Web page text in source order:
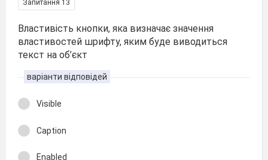
Запитання 13
Властивість кнопки, яка визначає значення
властивостей шрифту, яким буде виводиться
текст на об’єкт
варіанти відповідей
Visible
Caption
Enabled